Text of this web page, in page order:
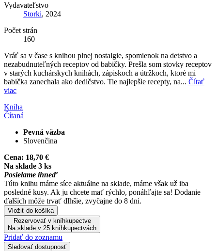
Vydavateľstvo
Storki, 2024
Počet strán
160
Vráť sa v čase s knihou plnej nostalgie, spomienok na detstvo a
nezabudnuteľných receptov od babičky. Prešla som stovky receptov
v starých kuchárskych knihách, zápiskoch a útržkoch, ktoré mi
babička zanechala ako dedičstvo. Tie najlepšie recepty, na... Čítať
viac
Kniha
Čítaná
Pevná väzba
Slovenčina
Cena: 18,70 €
Na sklade 3 ks
Posielame ihneď
Túto knihu máme síce aktuálne na sklade, máme však už iba
posledné kusy. Ak ju chcete mať rýchlo, ponáhľajte sa! Dodanie
ďalších môže trvať dlhšie, zvyčajne do 8 dní.
Vložiť do košíka
Rezervovať v kníhkupectve
Na sklade v 25 kníhkupectvách
Pridať do zoznamu
Sledovať dostupnosť